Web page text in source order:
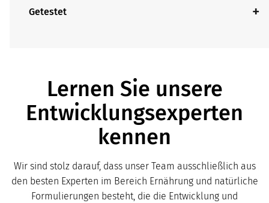
Getestet
Lernen Sie unsere
Entwicklungsexperten
kennen
Wir sind stolz darauf, dass unser Team ausschließlich aus
den besten Experten im Bereich Ernährung und natürliche
Formulierungen besteht, die die Entwicklung und